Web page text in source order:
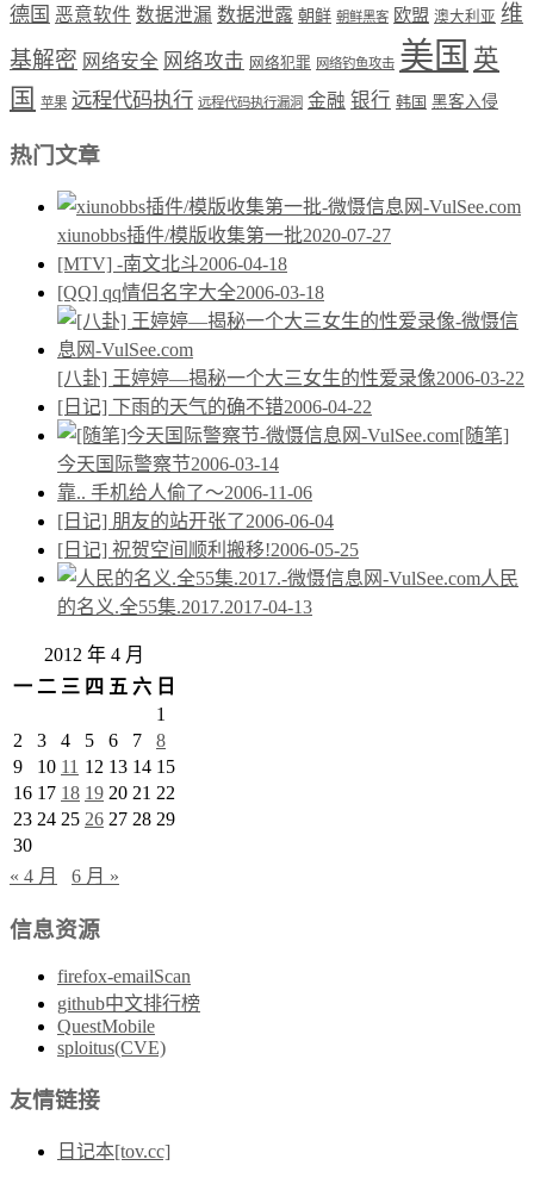
德国 恶意软件 数据泄漏 数据泄露 朝鲜 朝鲜黑客 欧盟 澳大利亚 维
基解密 网络安全 网络攻击 网络犯罪 网络钓鱼攻击 美国 英
国
苹果 远程代码执行 远程代码执行漏洞 金融 银行 韩国 黑客入侵
热门文章
xiunobbs插件/模版收集第一批2020-07-27
[MTV] -南文北斗2006-04-18
[QQ] qq情侣名字大全2006-03-18
[八卦] 王婷婷—揭秘一个大三女生的性爱录像2006-03-22
[日记] 下雨的天气的确不错2006-04-22
[随笔]
今天国际警察节2006-03-14
靠.. 手机给人偷了～2006-11-06
[日记] 朋友的站开张了2006-06-04
[日记] 祝贺空间顺利搬移!2006-05-25
人民
的名义.全55集.2017.2017-04-13
2012 年 4 月
一 二 三 四 五 六 日
1
2
3 4 5 6 7
8
9
10 11 12 13 14 15
16 17 18 19 20 21 22
23 24 25 26 27 28 29
30
« 4 月
6 月 »
信息资源
firefox-emailScan
github中文排行榜
QuestMobile
sploitus(CVE)
友情链接
日记本[tov.cc]